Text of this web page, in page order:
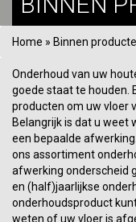
Home » Binnen
Onderhoud van uw
goede staat te houden.
producten om uw vloer
Belangrijk is dat u weet
een bepaalde
ons assortiment
afwerking onderscheid
en (half)jaarlijkse
onderhoudsproduct
weten of uw vloer is